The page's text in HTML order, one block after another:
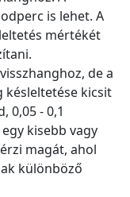
is lehet. A
mértékét
de a
késleltetése kicsit
0,05 - 0,1
kisebb vagy
magát, ahol
különböző